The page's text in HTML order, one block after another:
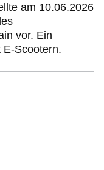
am 10.06.2026
vor. Ein
E-Scootern.